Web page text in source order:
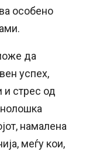
особено
да
успех,
и стрес од
намалена
меѓу кои,